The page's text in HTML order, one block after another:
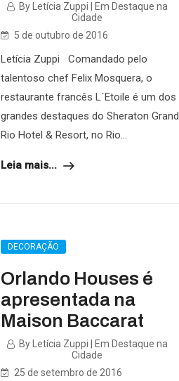
By Letícia Zuppi | Em Destaque na
Cidade
5 de outubro de 2016
Letícia Zuppi Comandado pelo
talentoso chef Felix Mosquera, o
restaurante francês L´Etoile é um dos
grandes destaques do Sheraton Grand
Rio Hotel & Resort, no Rio...
Leia mais...
DECORAÇÃO
Orlando Houses é
apresentada na
Maison Baccarat
By Letícia Zuppi | Em Destaque na
Cidade
25 de setembro de 2016